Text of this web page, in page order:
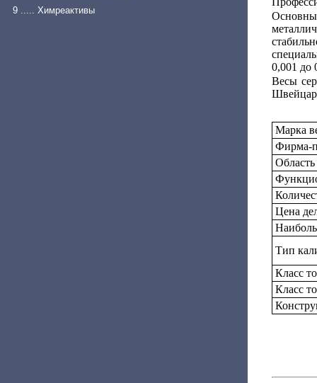
9 ..... Химреактивы
0,001 до
Весы
Марка
Фирма-
Цена
Тип
Класс
Класс